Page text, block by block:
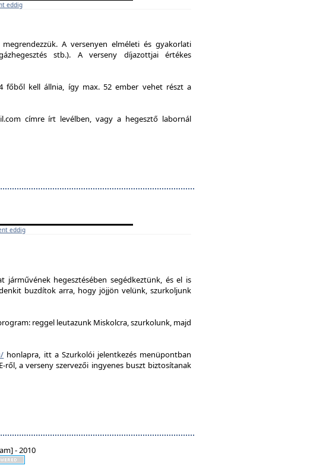
eddig
A versenyen elméleti és gyakorlati
stb.). A verseny díjazottjai értékes
főből kell állnia, így max. 52 ember vehet részt a
címre írt levélben, vagy a hegesztő labornál
eddig
járművének hegesztésében segédkeztünk, és el is
buzdítok arra, hogy jöjjön velünk, szurkoljunk
reggel leutazunk Miskolcra, szurkolunk, majd
honlapra, itt a Szurkolói jelentkezés menüpontban
ről, a verseny szervezői ingyenes buszt biztosítanak
- 2010